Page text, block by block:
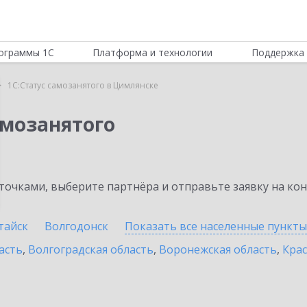
1С Платформа и технологии Поддержка
1С:Статус самозанятого в Цимлянске
выберите партнёра и отправьте заявку на
Волгодонск Показать все населенные пункты
, Волгоградская область, Воронежская область,